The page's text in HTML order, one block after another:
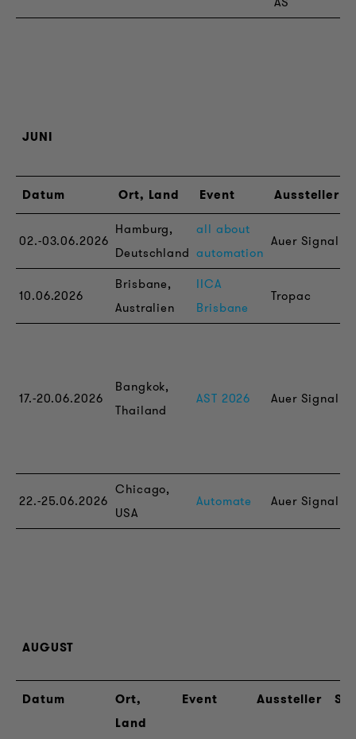
JUNI
Datum Ort, Land Event Aussteller
02.-03.06.2026
Hamburg,
Deutschland
all about
automation
Auer Signal
10.06.2026
Brisbane,
Australien
IICA
Brisbane
Tropac
17.-20.06.2026
Bangkok,
Thailand
AST 2026 Auer Signal
22.-25.06.2026
Chicago,
USA
Automate Auer Signal
AUGUST
Datum
Ort,
Land
Event Aussteller